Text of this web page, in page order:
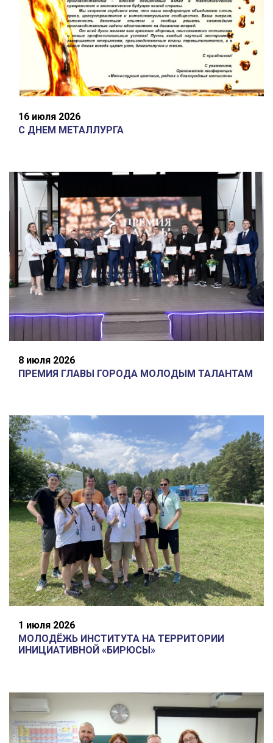
16 июля 2026
С ДНЕМ МЕТАЛЛУРГА
8 июля 2026
ПРЕМИЯ ГЛАВЫ ГОРОДА МОЛОДЫМ ТАЛАНТАМ
1 июля 2026
МОЛОДЁЖЬ ИНСТИТУТА НА ТЕРРИТОРИИ
ИНИЦИАТИВНОЙ «БИРЮСЫ»